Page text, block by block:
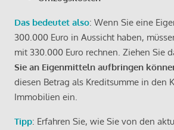
Das bedeutet also: Wenn Sie eine
300.000 Euro in Aussicht haben,
mit 330.000 Euro rechnen. Ziehen Sie
Sie an Eigenmitteln aufbringen
diesen Betrag als Kreditsumme in den
Immobilien ein.
Tipp: Erfahren Sie, wie Sie von den